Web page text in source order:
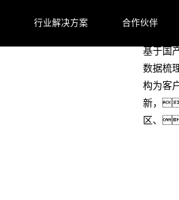
行业解决方案 合作伙伴能力
基于国
数据梳
构为客
新，
区、